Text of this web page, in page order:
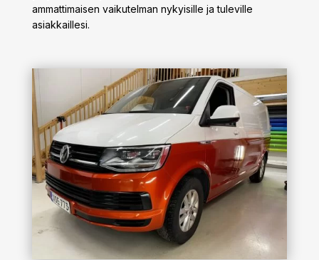
ammattimaisen vaikutelman nykyisille ja tuleville
asiakkaillesi.